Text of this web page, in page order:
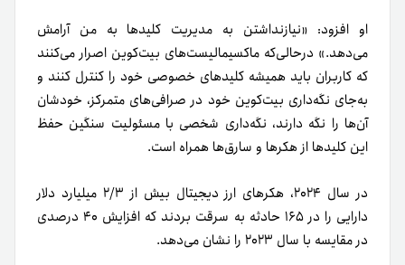
او افزود: «نیازنداشتن به مدیریت کلیدها به من آرامش
می‌دهد.» در‌حالی‌که ماکسیمالیست‌های بیت‌کوین اصرار می‌کنند
که کاربران باید همیشه کلیدهای خصوصی خود را کنترل کنند و
به‌جای نگه‌داری بیت‌کوین خود در صرافی‌های متمرکز، خودشان
آن‌ها را نگه دارند، نگه‌داری شخصی با مسئولیت سنگین حفظ
این کلیدها از هکرها و سارق‌ها همراه است.
در سال ۲۰۲۴، هکرهای ارز دیجیتال بیش از ۲/۳ میلیارد دلار
دارایی را در ۱۶۵ حادثه به سرقت بردند که افزایش ۴۰ درصدی
در مقایسه با سال ۲۰۲۳ را نشان می‌دهد.